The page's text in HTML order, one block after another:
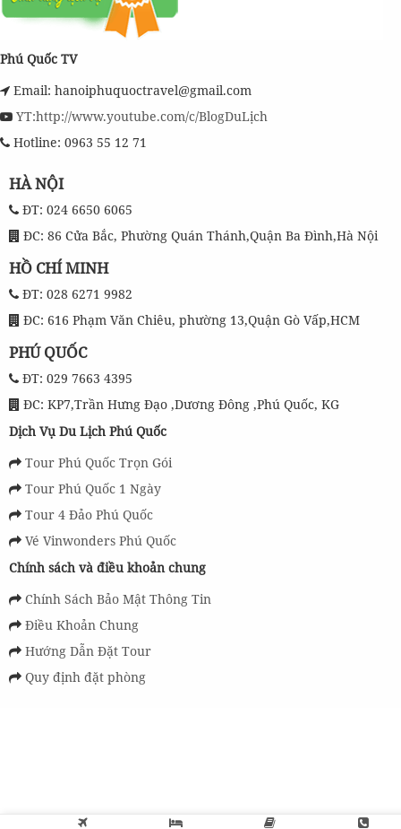
Phú Quốc TV
Email: hanoiphuquoctravel@gmail.com
YT:http://www.youtube.com/c/BlogDuLịch
Hotline: 0963 55 12 71
HÀ NỘI
ĐT: 024 6650 6065
ĐC: 86 Cửa Bắc, Phường Quán Thánh,Quận Ba Đình,Hà Nội
HỒ CHÍ MINH
ĐT: 028 6271 9982
ĐC: 616 Phạm Văn Chiêu, phường 13,Quận Gò Vấp,HCM
PHÚ QUỐC
ĐT: 029 7663 4395
ĐC: KP7,Trần Hưng Đạo ,Dương Đông ,Phú Quốc, KG
Dịch Vụ Du Lịch Phú Quốc
Tour Phú Quốc Trọn Gói
Tour Phú Quốc 1 Ngày
Tour 4 Đảo Phú Quốc
Vé Vinwonders Phú Quốc
Chính sách và điều khoản chung
Chính Sách Bảo Mật Thông Tin
Điều Khoản Chung
Hướng Dẫn Đặt Tour
Quy định đặt phòng